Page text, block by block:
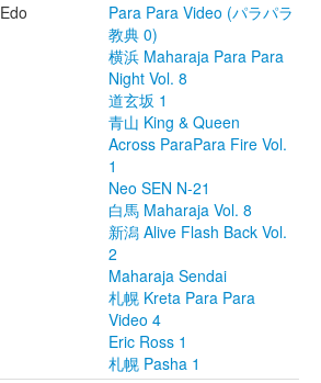
Edo
Para Para Video (パラパラ
教典 0)
横浜 Maharaja Para Para
Night Vol. 8
道玄坂 1
青山 King & Queen
Across ParaPara Fire Vol.
1
Neo SEN N-21
白馬 Maharaja Vol. 8
新潟 Alive Flash Back Vol.
2
Maharaja Sendai
札幌 Kreta Para Para
Video 4
Eric Ross 1
札幌 Pasha 1